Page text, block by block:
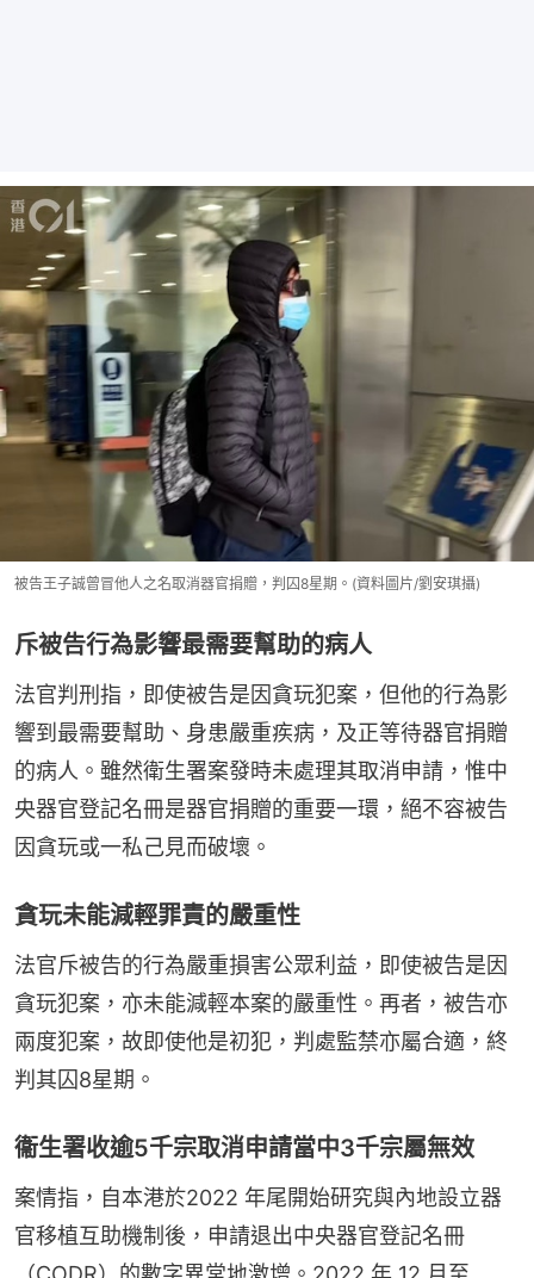
被告王子誠曾冒他人之名取消器官捐贈，判囚8星期。(資料圖片/劉安琪攝)
斥被告行為影響最需要幫助的病人
法官判刑指，即使被告是因貪玩犯案，但他的行為影
響到最需要幫助、身患嚴重疾病，及正等待器官捐贈
的病人。雖然衛生署案發時未處理其取消申請，惟中
央器官登記名冊是器官捐贈的重要一環，絕不容被告
因貪玩或一私己見而破壞。
貪玩未能減輕罪責的嚴重性
法官斥被告的行為嚴重損害公眾利益，即使被告是因
貪玩犯案，亦未能減輕本案的嚴重性。再者，被告亦
兩度犯案，故即使他是初犯，判處監禁亦屬合適，終
判其囚8星期。
衞生署收逾5千宗取消申請當中3千宗屬無效
案情指，自本港於2022 年尾開始研究與內地設立器
官移植互助機制後，申請退出中央器官登記名冊